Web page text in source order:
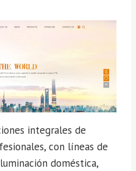
integrales de
con líneas de
doméstica,